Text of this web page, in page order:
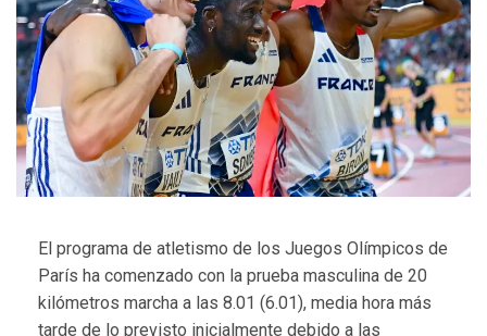
El programa de atletismo de los Juegos Olímpicos de
París ha comenzado con la prueba masculina de 20
kilómetros marcha a las 8.01 (6.01), media hora más
tarde de lo previsto inicialmente debido a las